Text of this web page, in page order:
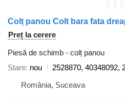
Preț la cerere
Piesă de schimb - colț panou
Stare nou
2528870, 40348092,
România, Suceava